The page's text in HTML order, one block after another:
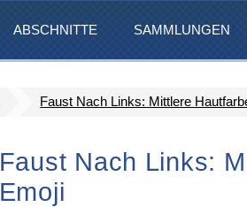
ABSCHNITTE SAMMLUNGEN
Faust Nach Links: Mittlere
Faust Nach Links:
Emoji